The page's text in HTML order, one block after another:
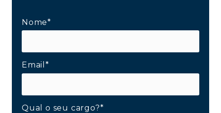
Nome*
Email*
Qual o seu cargo?*